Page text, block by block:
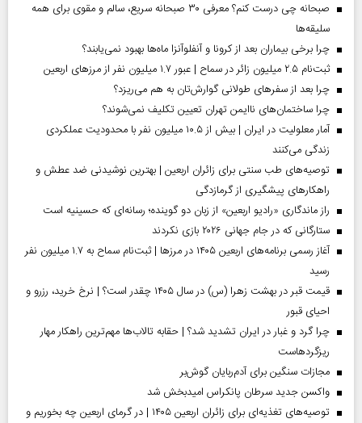
صبحانه چی درست کنم؟ معرفی ۳۰ صبحانه سریع، سالم و مقوی برای همه
سلیقه‌ها
چرا برخی بیماران بعد از کرونا و آنفلوآنزا ماه‌ها بهبود نمی‌یابند؟
ثبت‌نام ۲.۵ میلیون زائر در سماح | عبور ۱.۷ میلیون نفر از مرز‌های اربعین
چرا بعد از سفرهای طولانی گوارش‌تان به هم می‌ریزد؟
چرا ساختمان‌های ناایمن تهران تعیین تکلیف نمی‌شوند؟
آمار معلولیت در ایران | بیش از ۱۰.۵ میلیون نفر با محدودیت عملکردی
زندگی می‌کنند
توصیه‌های طب سنتی برای زائران اربعین | بهترین نوشیدنی ضد عطش و
راهکارهای پیشگیری از گرمازدگی
راز ماندگاری «رادیو اربعین» از زبان دو گوینده؛ رسانه‌ای که حسینیه است
ستارگانی که در جام جهانی ۲۰۲۶ بازی نکردند
آغاز رسمی برنامه‌های اربعین ۱۴۰۵ در مرز‌ها | ثبت‌نام سماح به ۱.۷ میلیون نفر
رسید
قیمت قبر در بهشت زهرا (س) در سال ۱۴۰۵ چقدر است؟ | نرخ خرید، رزرو و
احیای قبور
چرا گرد و غبار در ایران تشدید شد؟ | حقابه تالاب‌ها مهم‌ترین راهکار مهار
ریزگردهاست
مجازات سنگین برای آدم‌ربایان گوش‌بر
واکسن جدید سرطان پانکراس امیدبخش شد
توصیه‌های تغذیه‌ای برای زائران اربعین ۱۴۰۵ | در گرمای اربعین چه بخوریم و